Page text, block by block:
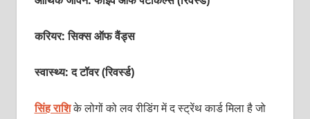
करियर: सिक्‍स ऑफ वैंड्स
स्वास्थ्य: द टॉवर (रिवर्स्‍ड)
सिंह राशिके लोगों को लव रीडिंग में द स्‍ट्रेंथ कार्ड मिला है जो